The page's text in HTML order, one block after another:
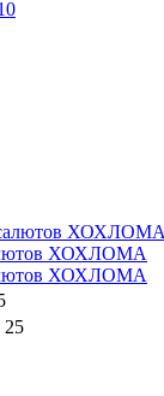
ХОХЛОМА
ХОХЛОМА
25